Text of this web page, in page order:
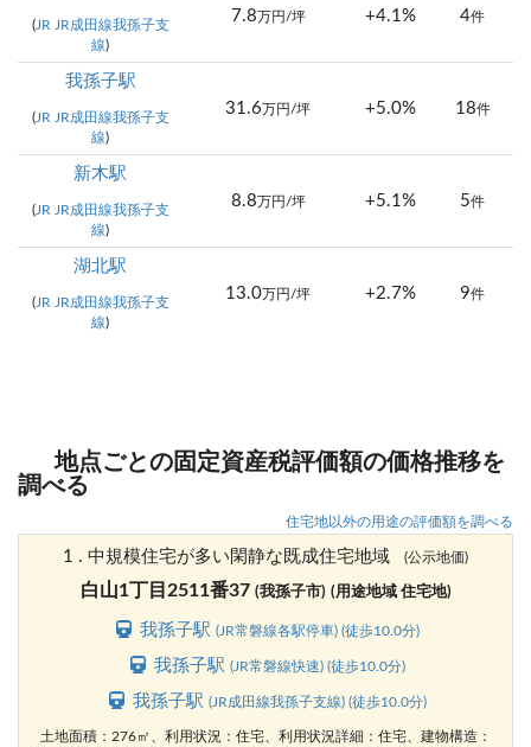
(JR JR成田線我孫子支
線)
7.8 万円/坪 +4.1% 4件
我孫子駅
(JR JR成田線我孫子支
線)
31.6 万円/坪 +5.0% 18件
新木駅
(JR JR成田線我孫子支
線)
8.8 万円/坪 +5.1% 5件
湖北駅
(JR JR成田線我孫子支
線)
13.0万円/坪 +2.7% 9件
地点ごとの固定資産税評価額の価格推移を
調べる
住宅地以外の用途の評価額を調べる
1 . 中規模住宅が多い閑静な既成住宅地域 (公示地価)
白山1丁目2511番37 (我孫子市) (用途地域 住宅地)
我孫子駅 (JR常磐線各駅停車) (徒歩10.0分)
我孫子駅 (JR常磐線快速) (徒歩10.0分)
我孫子駅 (JR成田線我孫子支線) (徒歩10.0分)
土地面積：276㎡、利用状況：住宅、利用状況詳細：住宅、建物構造：